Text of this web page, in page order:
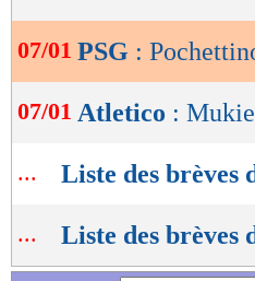
07/01 PSG :
07/01 Atletico :
... Liste des brèves
... Liste des brèves